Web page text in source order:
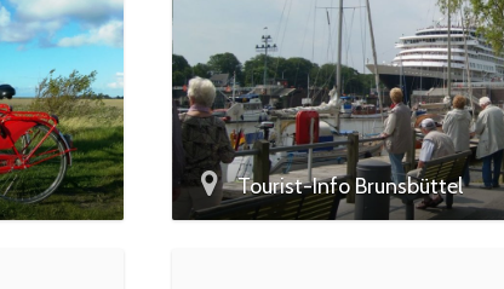
Tourist-Info Brunsbüttel